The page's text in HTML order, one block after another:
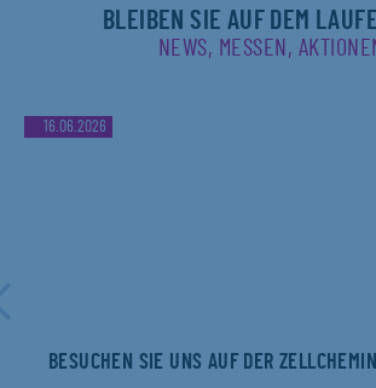
BLEIBEN SIE AUF DEM
NEWS, MESSEN,
16.06.2026
BESUCHEN SIE UNS AUF DER